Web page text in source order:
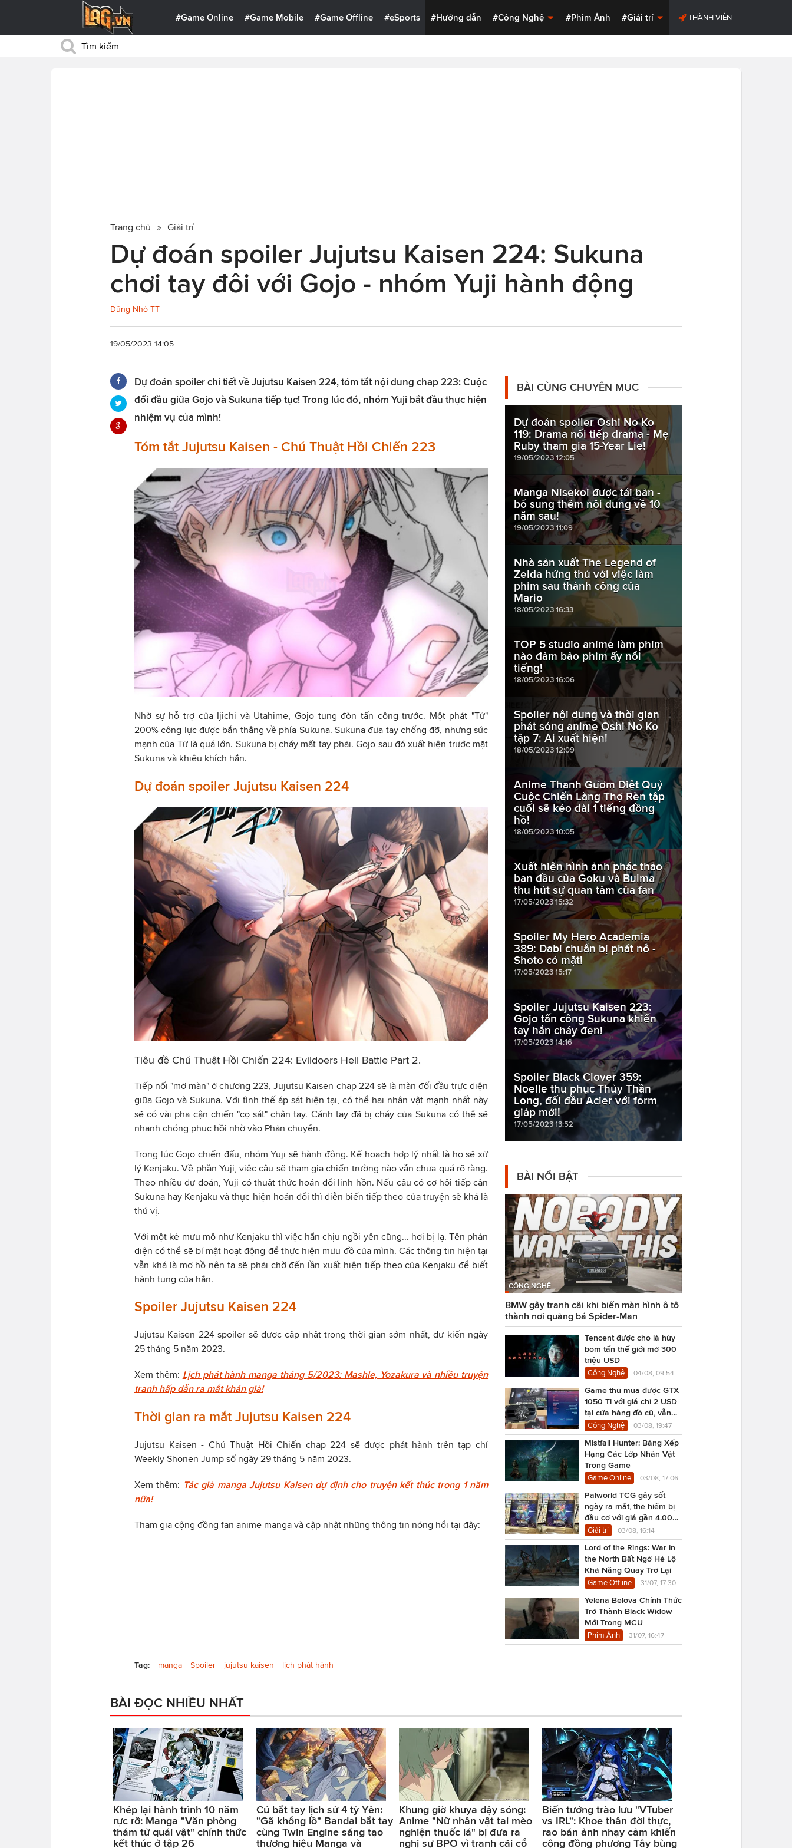
#Game Online #Game Mobile #Game Offline #eSports #Hướng dẫn #Công Nghệ #Phim Ảnh #Giải trí THÀNH VIÊN
Trang chủ Giải trí
Dự đoán spoiler Jujutsu Kaisen 224: Sukuna
chơi tay đôi với Gojo - nhóm Yuji hành động
Dũng Nhỏ TT
19/05/2023 14:05
Dự đoán spoiler chi tiết về Jujutsu Kaisen 224, tóm tắt nội dung chap 223: Cuộc
đối đầu giữa Gojo và Sukuna tiếp tục! Trong lúc đó, nhóm Yuji bắt đầu thực hiện
nhiệm vụ của mình!
Tóm tắt Jujutsu Kaisen - Chú Thuật Hồi Chiến 223
Nhờ sự hỗ trợ của Ijichi và Utahime, Gojo tung đòn tấn công trước. Một phát "Tử"
200% công lực được bắn thẳng về phía Sukuna. Sukuna đưa tay chống đỡ, nhưng sức
mạnh của Tử là quá lớn. Sukuna bị cháy mất tay phải. Gojo sau đó xuất hiện trước mặt
Sukuna và khiêu khích hắn.
Dự đoán spoiler Jujutsu Kaisen 224
Tiêu đề Chú Thuật Hồi Chiến 224: Evildoers Hell Battle Part 2.
Tiếp nối "mở màn" ở chương 223, Jujutsu Kaisen chap 224 sẽ là màn đối đầu trực diện
giữa Gojo và Sukuna. Với tình thế áp sát hiện tại, có thể hai nhân vật mạnh nhất này
sẽ có vài pha cận chiến "cọ sát" chân tay. Cánh tay đã bị cháy của Sukuna có thể sẽ
nhanh chóng phục hồi nhờ vào Phản chuyển.
Trong lúc Gojo chiến đấu, nhóm Yuji sẽ hành động. Kế hoạch hợp lý nhất là họ sẽ xử
lý Kenjaku. Về phần Yuji, việc cậu sẽ tham gia chiến trường nào vẫn chưa quá rõ ràng.
Theo nhiều dự đoán, Yuji có thuật thức hoán đổi linh hồn. Nếu cậu có cơ hội tiếp cận
Sukuna hay Kenjaku và thực hiện hoán đổi thì diễn biến tiếp theo của truyện sẽ khá là
thú vị.
Với một kẻ mưu mô như Kenjaku thì việc hắn chịu ngồi yên cũng... hơi bị lạ. Tên phản
diện có thể sẽ bí mật hoạt động để thực hiện mưu đồ của mình. Các thông tin hiện tại
vẫn khá là mơ hồ nên ta sẽ phải chờ đến lần xuất hiện tiếp theo của Kenjaku để biết
hành tung của hắn.
Spoiler Jujutsu Kaisen 224
Jujutsu Kaisen 224 spoiler sẽ được cập nhật trong thời gian sớm nhất, dự kiến ngày
25 tháng 5 năm 2023.
Xem thêm: Lịch phát hành manga tháng 5/2023: Mashle, Yozakura và nhiều truyện
tranh hấp dẫn ra mắt khán giả!
Thời gian ra mắt Jujutsu Kaisen 224
Jujutsu Kaisen - Chú Thuật Hồi Chiến chap 224 sẽ được phát hành trên tạp chí
Weekly Shonen Jump số ngày 29 tháng 5 năm 2023.
Xem thêm: Tác giả manga Jujutsu Kaisen dự định cho truyện kết thúc trong 1 năm
nữa!
Tham gia cộng đồng fan anime manga và cập nhật những thông tin nóng hổi tại đây:
Tag: manga Spoiler jujutsu kaisen lịch phát hành
BÀI CÙNG CHUYÊN MỤC
Dự đoán spoiler Oshi No Ko
119: Drama nối tiếp drama - Mẹ
Ruby tham gia 15-Year Lie!
19/05/2023 12:05
Manga Nisekoi được tái bản -
bổ sung thêm nội dung về 10
năm sau!
19/05/2023 11:09
Nhà sản xuất The Legend of
Zelda hứng thú với việc làm
phim sau thành công của
Mario
18/05/2023 16:33
TOP 5 studio anime làm phim
nào đảm bảo phim ấy nổi
tiếng!
18/05/2023 16:06
Spoiler nội dung và thời gian
phát sóng anime Oshi No Ko
tập 7: Ai xuất hiện!
18/05/2023 12:09
Anime Thanh Gươm Diệt Quỷ
Cuộc Chiến Làng Thợ Rèn tập
cuối sẽ kéo dài 1 tiếng đồng
hồ!
18/05/2023 10:05
Xuất hiện hình ảnh phác thảo
ban đầu của Goku và Bulma
thu hút sự quan tâm của fan
17/05/2023 15:32
Spoiler My Hero Academia
389: Dabi chuẩn bị phát nổ -
Shoto có mặt!
17/05/2023 15:17
Spoiler Jujutsu Kaisen 223:
Gojo tấn công Sukuna khiến
tay hắn cháy đen!
17/05/2023 14:16
Spoiler Black Clover 359:
Noelle thu phục Thủy Thần
Long, đối đầu Acier với form
giáp mới!
17/05/2023 13:52
BÀI NỔI BẬT
CÔNG NGHỆ
BMW gây tranh cãi khi biến màn hình ô tô
thành nơi quảng bá Spider-Man
Tencent được cho là hủy
bom tấn thế giới mở 300
triệu USD
Công Nghệ 04/08, 09:54
Game thủ mua được GTX
1050 Ti với giá chỉ 2 USD
tại cửa hàng đồ cũ, vẫn
chạy Cyberpunk 2077
Công Nghệ 03/08, 19:47
Mistfall Hunter: Bảng Xếp
Hạng Các Lớp Nhân Vật
Trong Game
Game Online 03/08, 17:06
Palworld TCG gây sốt
ngày ra mắt, thẻ hiếm bị
đầu cơ với giá gần 4.000
USD
Giải trí 03/08, 16:14
Lord of the Rings: War in
the North Bất Ngờ Hé Lộ
Khả Năng Quay Trở Lại
Game Offline 31/07, 17:30
Yelena Belova Chính Thức
Trở Thành Black Widow
Mới Trong MCU
Phim Ảnh 31/07, 16:47
BÀI ĐỌC NHIỀU NHẤT
Khép lại hành trình 10 năm
rực rỡ: Manga "Văn phòng
thám tử quái vật" chính thức
kết thúc ở tập 26
Cú bắt tay lịch sử 4 tỷ Yên:
"Gã khổng lồ" Bandai bắt tay
cùng Twin Engine sáng tạo
thương hiệu Manga và
Khung giờ khuya dậy sóng:
Anime "Nữ nhân vật tai mèo
nghiện thuốc lá" bị đưa ra
nghị sự BPO vì tranh cãi cổ
Biến tướng trào lưu "VTuber
vs IRL": Khoe thân đời thực,
rao bán ảnh nhạy cảm khiến
cộng đồng phương Tây bùng